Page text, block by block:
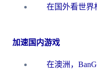
加速国内游戏